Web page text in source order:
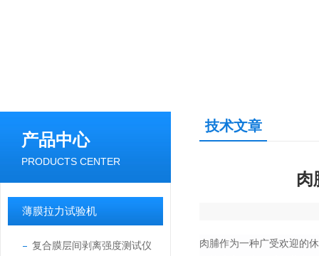
产品中心
PRODUCTS CENTER
薄膜拉力试验机
复合膜层间剥离强度测试仪
技术文章
肉
肉脯作为一种广受欢迎的